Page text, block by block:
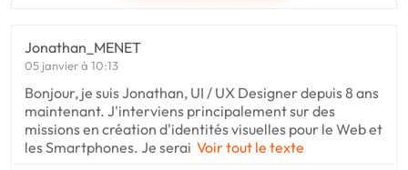
Jonathan_MENET
05 janvier à 10:13
Bonjour, je suis Jonathan, UI / UX Designer depuis 8 ans
maintenant. J'interviens principalement sur des
missions en création d'identités visuelles pour le Web et
les Smartphones. Je serai Voir tout le texte